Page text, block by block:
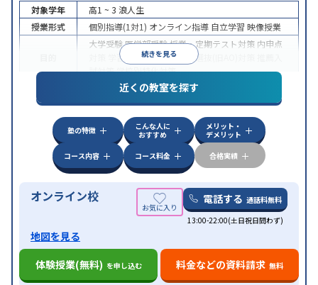
続きを見る
対象学年 高1 ~ 3 浪人生
授業形式
個別指導(1対1) オンライン指導 自立学習 映像授業
大学受験医学部受験授業・定期テスト対策 内申点
学習習慣の定着 総合型選抜(旧AO)対策
試対策学校別特化対策
特徴
中高一貫校生に対応授業の振替可能
学習にPC・タブレットを利用オンライン対応1
科目から受講可能
近くの教室を探す
塾の特徴
こんな人に
おすすめ
メリット・
デメリット
コース内容
コース料金 合格実績
オンライン校 電話する 通話料無料
13:00-22:00(土日祝日問わず)
地図を見る
体験授業(無料) を申し込む 料金などの資料請求 無料